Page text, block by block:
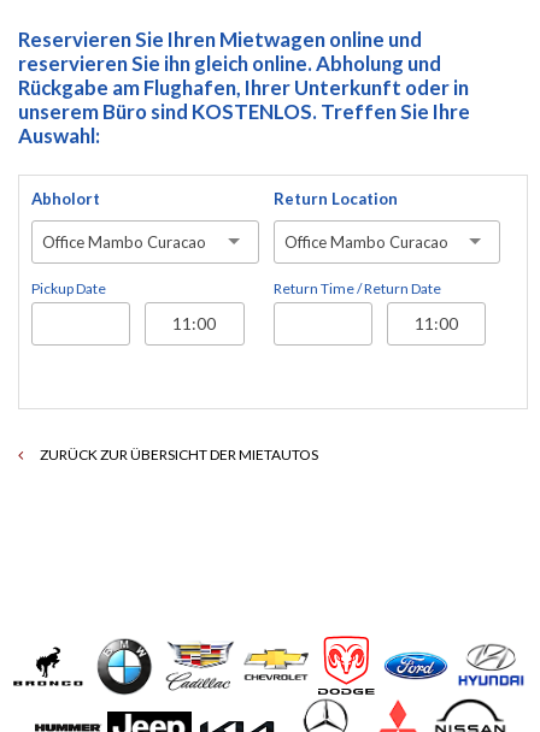
Reservieren Sie Ihren Mietwagen online und
reservieren Sie ihn gleich online. Abholung und
Rückgabe am Flughafen, Ihrer Unterkunft oder in
unserem Büro sind KOSTENLOS. Treffen Sie Ihre
Auswahl:
Abholort
Office Mambo Curacao
Pickup Date
Return Location
Office Mambo Curacao
Return Time / Return Date
ZURÜCK ZUR ÜBERSICHT DER MIETAUTOS